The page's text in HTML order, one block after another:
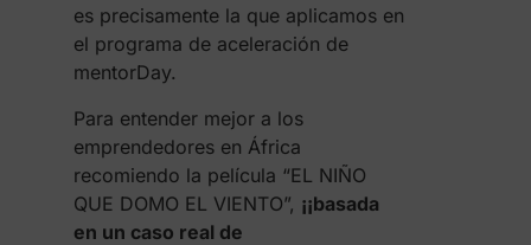
es precisamente la que aplicamos en
el programa de aceleración de
mentorDay.
Para entender mejor a los
emprendedores en África
recomiendo la película “EL NIÑO
QUE DOMO EL VIENTO”, ¡¡basada
en un caso real de